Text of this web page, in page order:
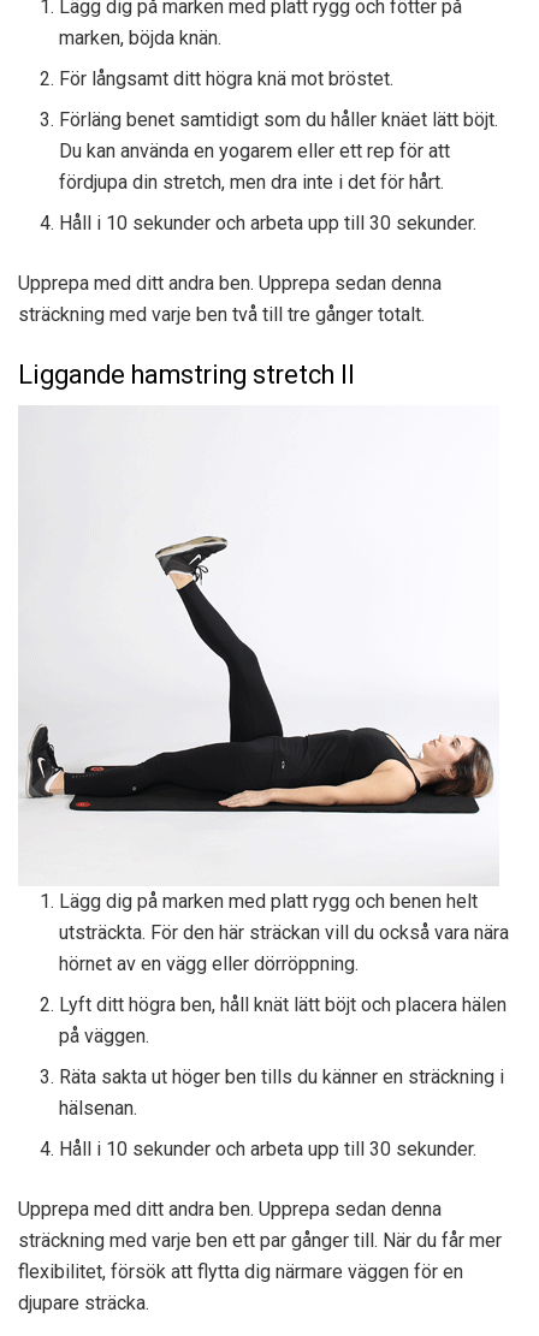
Lägg dig på marken med platt rygg och fötter på
marken, böjda knän.
För långsamt ditt högra knä mot bröstet.
Förläng benet samtidigt som du håller knäet lätt böjt.
Du kan använda en yogarem eller ett rep för att
fördjupa din stretch, men dra inte i det för hårt.
Håll i 10 sekunder och arbeta upp till 30 sekunder.
Upprepa med ditt andra ben. Upprepa sedan denna
sträckning med varje ben två till tre gånger totalt.
Liggande hamstring stretch II
Lägg dig på marken med platt rygg och benen helt
utsträckta. För den här sträckan vill du också vara nära
hörnet av en vägg eller dörröppning.
Lyft ditt högra ben, håll knät lätt böjt och placera hälen
på väggen.
Räta sakta ut höger ben tills du känner en sträckning i
hälsenan.
Håll i 10 sekunder och arbeta upp till 30 sekunder.
Upprepa med ditt andra ben. Upprepa sedan denna
sträckning med varje ben ett par gånger till. När du får mer
flexibilitet, försök att flytta dig närmare väggen för en
djupare sträcka.